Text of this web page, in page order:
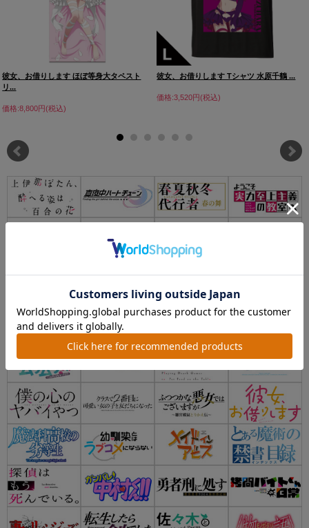
彼女、お借りします ほぼ等身大タペスト
リ...
価格:8,800円(税込)
彼女、お借りします Tシャツ 水原千鶴 ...
価格:3,520円(税込)